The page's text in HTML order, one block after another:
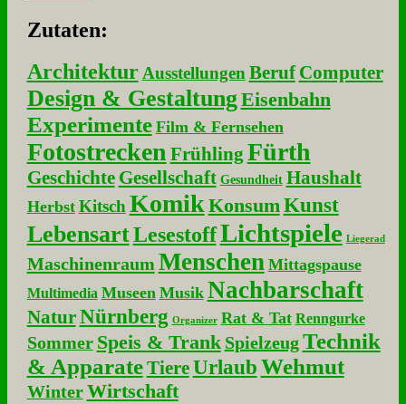
Zu­ta­ten:
Architektur Ausstellungen Beruf Computer
Design & GestaltungEisenbahn
Experimente Film & Fernsehen
Fotostrecken Frühling Fürth
Geschichte Gesellschaft Gesundheit Haushalt
Herbst Kitsch KomikKonsumKunst
LebensartLesestoffLichtspiele Liegerad
Maschinenraum Menschen Mittagspause
Multimedia Museen Musik Nachbarschaft
NaturNürnberg Organizer Rat & Tat Renngurke
Sommer Speis & Trank Spielzeug Technik
& Apparate Tiere UrlaubWehmut
Winter Wirtschaft